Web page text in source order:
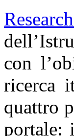
con
ricerca
quattro
portale: